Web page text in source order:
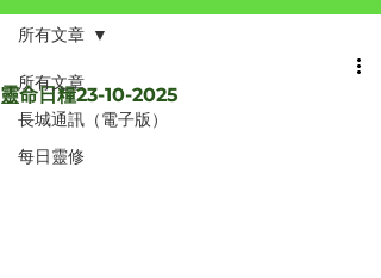
所有文章
長城通訊（電子版）
每日靈修
所有文章
靈命日糧23-10-2025